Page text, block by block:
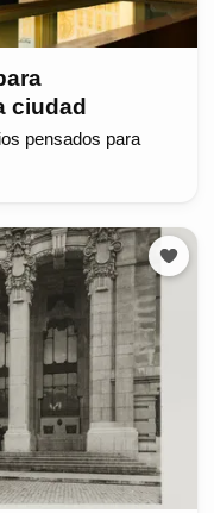
ciudad
pensados para